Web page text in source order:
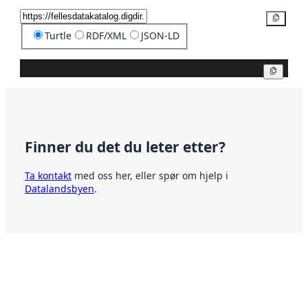
Turtle RDF/XML JSON-LD
Finner du det du leter etter?
Ta kontakt med oss her, eller spør om hjelp i
Datalandsbyen.